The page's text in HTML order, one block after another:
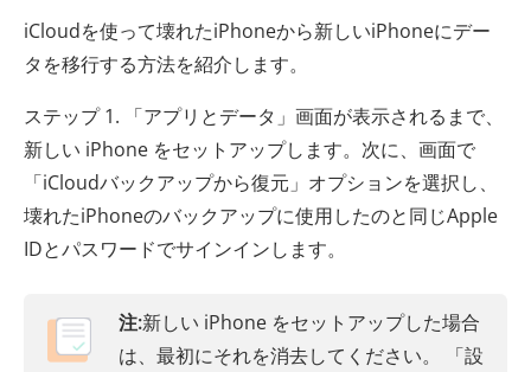
iCloudを使って壊れたiPhoneから新しいiPhoneにデー
タを移行する方法を紹介します。
ステップ 1. 「アプリとデータ」画面が表示されるまで、
新しい iPhone をセットアップします。次に、画面で
「iCloudバックアップから復元」オプションを選択し、
壊れたiPhoneのバックアップに使用したのと同じApple
IDとパスワードでサインインします。
注:新しい iPhone をセットアップした場合
は、最初にそれを消去してください。 「設